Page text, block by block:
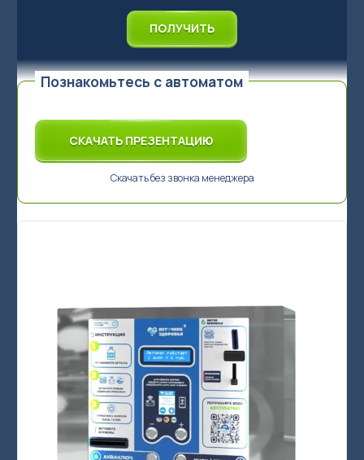
Акваматы фильтрованной воды
Акваматы с привозной водой
Модули розлива
Комплектующие к акваматам
🌟 Брендирование бизнеса
Сопутствующее оборудование для продажи чистой воды в
Бизнес под ключ
Мониторинг вендинговых автоматов
ПОЛУЧИТЬ
Познакомьтесь с автоматом
СКАЧАТЬ ПРЕЗЕНТАЦИЮ
Скачать без звонка менеджера